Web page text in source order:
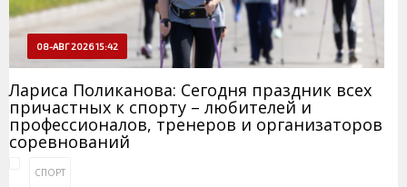
08-АВГ 2026 15:42
Лариса Поликанова: Сегодня праздник всех
причастных к спорту – любителей и
профессионалов, тренеров и организаторов
соревнований
СПОРТ